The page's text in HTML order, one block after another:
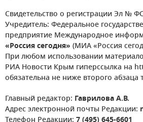
Свидетельство о регистрации Эл №
Учредитель: Федеральное
предприятие Международное
«Россия сегодня» (МИА «Россия
При любом использовании
РИА Новости Крым гиперссылка на
обязательна не ниже второго абзаца
Главный редактор: Гаврилова А.В.
Адрес электронной почты Редакции: